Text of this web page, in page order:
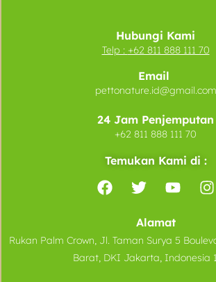
Hubungi Kami
Telp : +62 811 888 111 70
Email
pettonature.id@gmail.com
24 Jam Penjemputan
+62 811 888 111 70
Temukan Kami di :
Alamat
Rukan Palm Crown, Jl. Taman Surya 5
Barat, DKI Jakarta, Indonesia